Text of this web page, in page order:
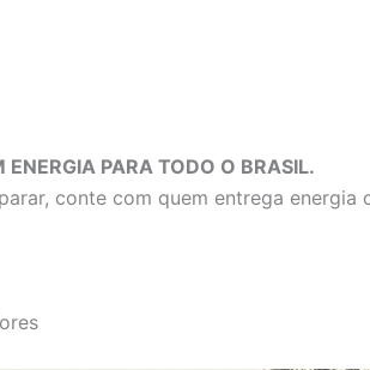
PARA TODO O BRASIL.
conte com quem entrega